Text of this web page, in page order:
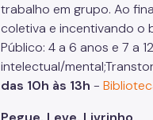
trabalho em grupo. Ao
coletiva e incentivando o
Público: 4 a 6 anos e 7 a
intelectual/
das 10h às 13h -